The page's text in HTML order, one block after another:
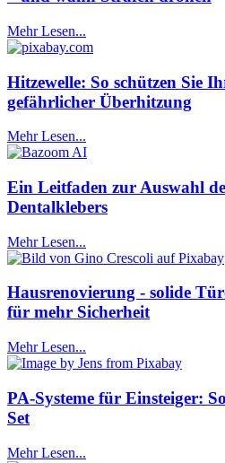
Mehr Lesen...
Hitzewelle: So schützen Sie
gefährlicher Überhitzung
Mehr Lesen...
Ein Leitfaden zur Auswahl
Dentalklebers
Mehr Lesen...
Hausrenovierung - solide
für mehr Sicherheit
Mehr Lesen...
PA-Systeme für Einsteiger:
Set
Mehr Lesen...